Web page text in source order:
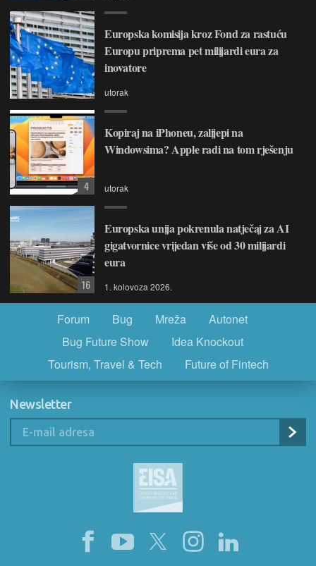
Europska komisija kroz Fond za rastuću
Europu priprema pet milijardi eura za
inovatore
utorak
Kopiraj na iPhoneu, zalijepi na
Windowsima? Apple radi na tom rješenju
utorak
4
Europska unija pokrenula natječaj za AI
gigatvornice vrijedan više od 30 milijardi
eura
1. kolovoza 2026.
16
Forum Bug Mreža
Autonet
Bug Future Show
Idea Knockout
Tourism, Travel & Tech
Future of Fintech
Newsletter